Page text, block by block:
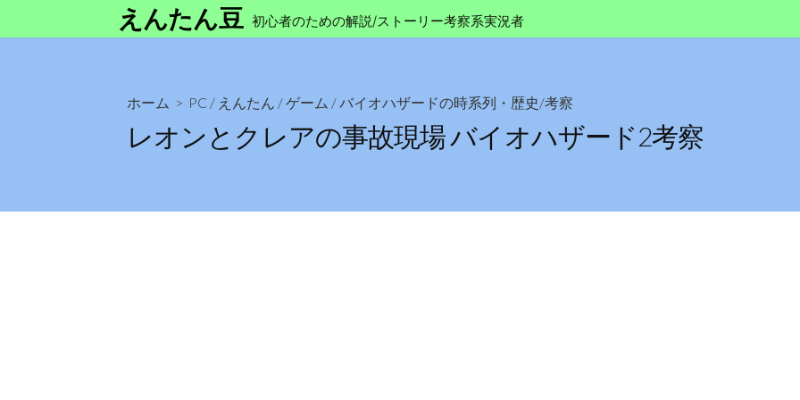
ン
えんたん豆 初心者のための解説/ストーリー考察系実況者
ホーム > PC / えんたん /ゲーム /バイオハザードの時系列・歴史/考察
レオンとクレアの事故現場 バイオハザード2考察